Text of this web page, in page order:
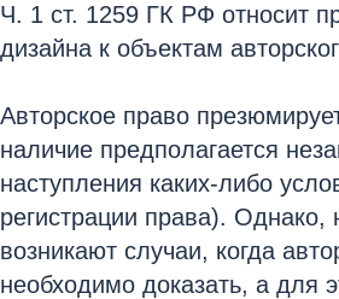
Ч. 1 ст. 1259 ГК РФ относит
дизайна к объектам
Авторское право
наличие предполагается
наступления каких-либо
регистрации права). Однако,
возникают случаи, когда
необходимо доказать, а для